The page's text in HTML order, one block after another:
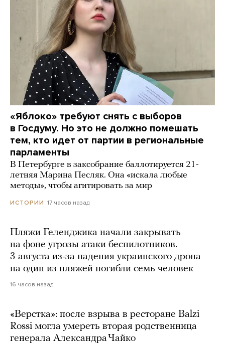
«Яблоко» требуют снять с выборов
в Госдуму. Но это не должно помешать
тем, кто идет от партии в региональные
парламенты
В Петербурге в заксобрание баллотируется 21-
летняя Марина Песляк. Она «искала любые
методы», чтобы агитировать за мир
ИСТОРИИ 17 часов назад
Пляжи Геленджика начали закрывать
на фоне угрозы атаки беспилотников.
3 августа из-за падения украинского дрона
на один из пляжей погибли семь человек
16 часов назад
«Верстка»: после взрыва в ресторане Balzi
Rossi могла умереть вторая родственница
генерала Александра Чайко